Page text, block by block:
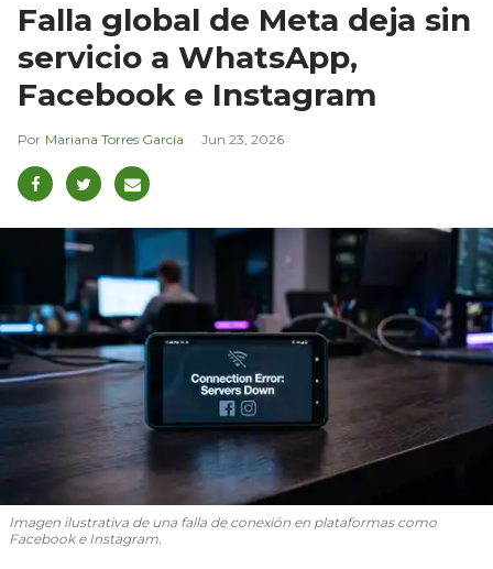
Falla global de Meta deja sin
servicio a WhatsApp,
Facebook e Instagram
Mariana Torres García Jun 23, 2026
Imagen ilustrativa de una falla de conexión en plataformas como
Facebook e Instagram.